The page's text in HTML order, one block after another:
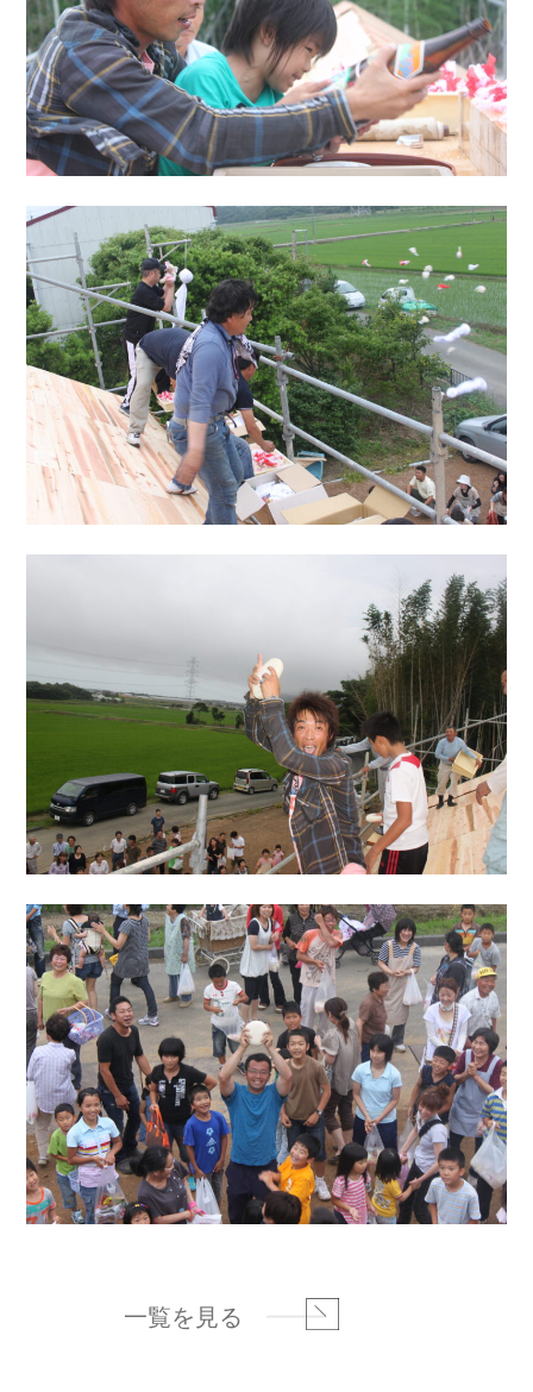
一覧を見る
トップページ
ブログ
イベント
大工紹介
会社案内
採用情報
お問い合わせ
・資料請求
商品紹介
・MUKU
・DENTOU
・MARUTA
・CUSTOM
ORDER
・REFORM
家（施工事例一覧）
・MUKUの家一覧
・DENTOUの家一覧
・MARUTAの家一覧
・CUSTOM
ORDERの家一覧
・REFORMの家一覧
鈴茂の家づくり
建物いろいろ
お家見守り隊
土地について